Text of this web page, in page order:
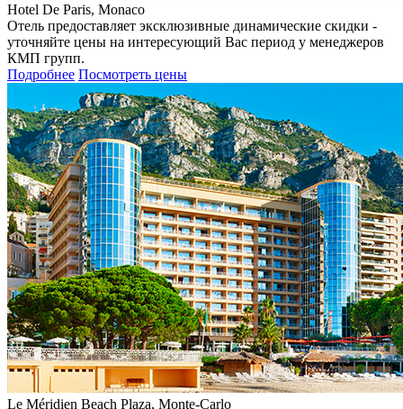
Hotel De Paris, Monaco
Отель предоставляет эксклюзивные динамические скидки -
уточняйте цены на интересующий Вас период у менеджеров
КМП групп.
Подробнее Посмотреть цены
Le Méridien Beach Plaza, Monte-Carlo